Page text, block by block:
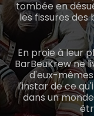
tombée en
les fissures
En proie à leur
BarBeuKrew ne
d'eux-
l'instar de ce
dans un